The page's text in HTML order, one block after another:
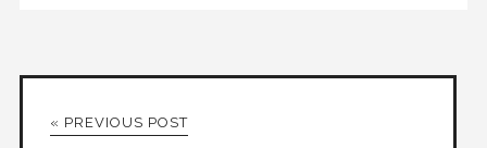
« PREVIOUS POST